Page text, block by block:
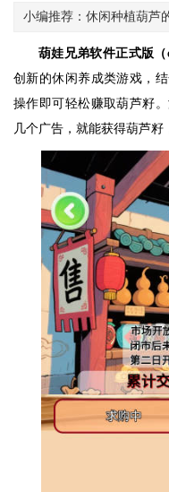
小编推荐：休闲种植葫芦
葫娃兄弟软件正式版（
创新的休闲养成类游戏，
操作即可轻松赚取葫芦籽
几个广告，就能获得葫芦籽